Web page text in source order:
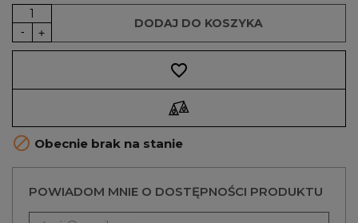
DODAJ DO KOSZYKA
favorite_border
 Obecnie brak na stanie
POWIADOM MNIE O DOSTĘPNOŚCI PRODUKTU